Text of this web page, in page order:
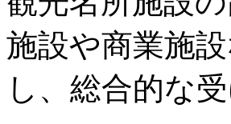
施設や商業施
し、総合的な